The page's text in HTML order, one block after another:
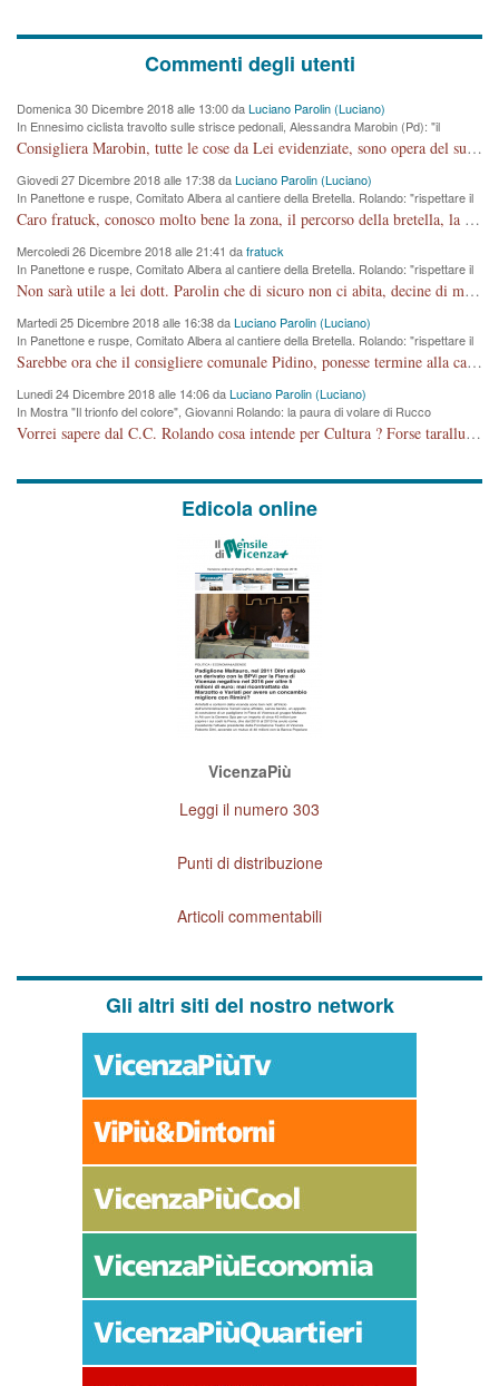
Commenti degli utenti
Domenica 30 Dicembre 2018 alle 13:00 daLuciano Parolin (Luciano)
In Ennesimo ciclista travolto sulle strisce pedonali, Alessandra Marobin (Pd): "il
Comune si svegli"
Consigliera Marobin, tutte le cose da Lei evidenziate, sono opera del suo ex Assessore e compagno di Partito Antonio Marco Dalla Pozza Assessore alla "progettazione" di piste ciclabili e altre porcherie. A lui manderei il conto da saldare per incidenti e danni alle persone. E' ora che "finiamola." Avete perso rassegnatevi. qui IL SINDACO RUCCO NON C'ENTRA PER NIENTE. CAPITO!!!!!!!! Amen.
Giovedi 27 Dicembre 2018 alle 17:38 daLuciano Parolin (Luciano)
In Panettone e ruspe, Comitato Albera al cantiere della Bretella. Rolando: "rispettare il
cronoprogramma"
Caro fratuck, conosco molto bene la zona, il percorso della bretella, la situazione dei cittadini, abito in Viale Trento. A partire dal 2003 ho partecipato al Comitato di Maddalene pro bretella, e a riunioni propositive per apportare modifiche al progetto. Numerose mie foto del territorio sono arrivate a Roma, altri miei interventi (non graditi dalla Sx) sono stati pubblicati dal GdV, assieme ad altri come Ciro Asproso, ora favorevole alla bretella. Ho partecipato alla raccolta firme per la chiusura della strada x 5 giorni eseguita dal Sindaco Hullwech per sforamento 180 Micro/g. Pertanto come impegno per la tematica sono apposto con la coscienza. Ora il Progetto è partito, fine! Voglio dire che la nuova Giunta "comunale" non c'entra più. L'opera sarà "malauguratamente" eseguita, ma non con il mio placet. Il Consigliere Comunale dovrebbe capire che la campagna elettorale è finita, con buona pace di tutti. Quello che invece dovrebbe interessare è la proprietà della strada, dall'uscita autostradale Ovest, sino alla Rotatoria dell'Albara, vi sono tre possessori: Autostrade SpA; La Provincia, il Comune. Come la mettiamo per il futuro ? I costi, da 50 sono saliti a 100 milioni di € come dire 20 milioni a KM (!) da non credere. Comunque si farà. Ma nessuno canti Vittoria, anzi meglio non farne un ulteriore fatto "partitico" per questioni elettorali o di seggio. Se mi manda la sua mail, sono disponibile ad inviare i documenti e le foto sopra descritte. Con ossequi, Luciano Parolin
Mercoledi 26 Dicembre 2018 alle 21:41 dafratuck
In Panettone e ruspe, Comitato Albera al cantiere della Bretella. Rolando: "rispettare il
cronoprogramma"
Non sarà utile a lei dott. Parolin che di sicuro non ci abita, decine di migliaia di TIR, automobili e padroncini che passano quotidianamente per una strada appena rotabile, non è più possibile stendere i panni, attraversare la strada senza rischiare la morte, le case stanno crepando, i tempi sono cambiati e la bretella non passerà assolutamente per maddalene (ma cosa sta a dire?!), dia invece responsabilità a chi ha costruito tagliando la strada che doveva invece terminare a isola vicentina e non al moracchino lasciando Motta di Costabissara ancora in panne di traffico. I tempi sono cambiati dottore e se l'anagrafe della vita stagna nell'essere umano impressioni conservatrici, la società non le considera perchè va avanti, si industrializza e ha bisogno di infrastrutture e di sviluppo. Ultima considerazione, se è geloso di Rolando perchè vede in lui solo campagne politiche mentre si difendono i SOLI diritti dei cittadini, la preghiamo faccia considerazioni più appropriate. Saluti e complimenti per i suoi scritti.
Martedi 25 Dicembre 2018 alle 16:38 daLuciano Parolin (Luciano)
In Panettone e ruspe, Comitato Albera al cantiere della Bretella. Rolando: "rispettare il
cronoprogramma"
Sarebbe ora che il consigliere comunale Pidino, ponesse termine alla campagna elettorale nel territorio del suo seggio Villaggio del Sole. La tiraca è iniziata, distruggerà 6 km di prateria ovest della città, ricca di fonti e sorgenti d'acqua. I cittadini di Maddalene non avranno più Pace la notte. Molta colpa per la costruzione di questa Strada è proprio del signor Rolando,dei suoi gazebo mobili e che vuol far passare questa opera VANDALICA come progetto "utile" a chi ? Non è cosa seria sig. Rolando!
Lunedi 24 Dicembre 2018 alle 14:06 daLuciano Parolin (Luciano)
In Mostra "Il trionfo del colore", Giovanni Rolando: la paura di volare di Rucco
Vorrei sapere dal C.C. Rolando cosa intende per Cultura ? Forse tarallucci, vino e sagre, o spaghetti tricolori del PD ? Il continuo (s)parlare della mostra a Palazzo Chiericati caro consigliere DANNEGGIA FORTEMENTE l'immagine della città TUTTA e fa deviare i consensi che in RUSSIA (badi bene ex U.R.S.S.) sono ECCELLENTI. A livello artistico l'evento è di alta Valenza culturale, COMPITO di Tutta la Cittadinanza fare il possibile per propagandare l'iniziativa senza farne UN CASO PARTITICO come fa Lei da sempre. Meno Gazebo + Partecipazione! E così sia. Amen.
Edicola online
VicenzaPiù
Leggi il numero 303
Punti di distribuzione
Articoli commentabili
Gli altri siti del nostro network